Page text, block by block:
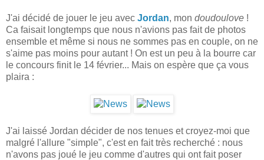
J'ai décidé de jouer le jeu avec Jordan, mon doudoulove !
Ca faisait longtemps que nous n'avions pas fait de photos
ensemble et même si nous ne sommes pas en couple, on ne
s'aime pas moins pour autant ! On est un peu à la bourre car
le concours finit le 14 février... Mais on espère que ça vous
plaira :
J'ai laissé Jordan décider de nos tenues et croyez-moi que
malgré l'allure "simple", c'est en fait très recherché : nous
n'avons pas joué le jeu comme d'autres qui ont fait poser